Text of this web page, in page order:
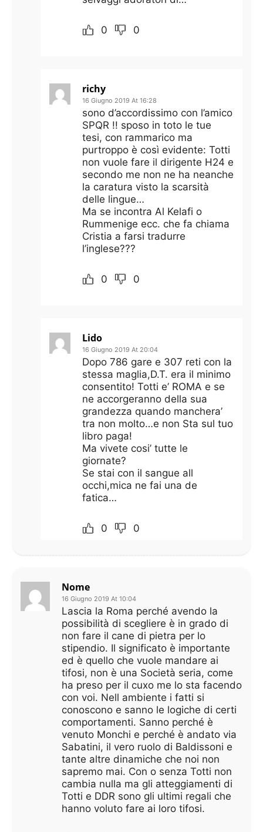
0 0
richy
16 Giugno 2019 At 16:28
sono d’accordissimo con l’amico
SPQR !! sposo in toto le tue
tesi, con rammarico ma
purtroppo è così evidente: Totti
non vuole fare il dirigente H24 e
secondo me non ne ha neanche
la caratura visto la scarsità
delle lingue…
Ma se incontra Al Kelafi o
Rummenige ecc. che fa chiama
Cristia a farsi tradurre
l’inglese???
0 0
Lido
16 Giugno 2019 At 20:04
Dopo 786 gare e 307 reti con la
stessa maglia,D.T. era il minimo
consentito! Totti e’ ROMA e se
ne accorgeranno della sua
grandezza quando manchera’
tra non molto…e non Sta sul tuo
libro paga!
Ma vivete cosi’ tutte le
giornate?
Se stai con il sangue all
occhi,mica ne fai una de
fatica…
0 0
Nome
16 Giugno 2019 At 10:04
Lascia la Roma perché avendo la
possibilità di scegliere è in grado di
non fare il cane di pietra per lo
stipendio. Il significato è importante
ed è quello che vuole mandare ai
tifosi, non è una Società seria, come
ha preso per il cuxo me lo sta facendo
con voi. Nell ambiente i fatti si
conoscono e sanno le logiche di certi
comportamenti. Sanno perché è
venuto Monchi e perché è andato via
Sabatini, il vero ruolo di Baldissoni e
tante altre dinamiche che noi non
sapremo mai. Con o senza Totti non
cambia nulla ma gli atteggiamenti di
Totti e DDR sono gli ultimi regali che
hanno voluto fare ai loro tifosi.